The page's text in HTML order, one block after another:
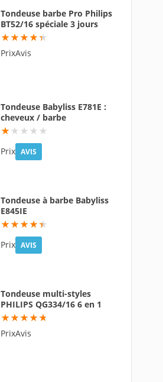
Tondeuse barbe Pro Philips
BT52/16 spéciale 3 jours
87
PrixAvis
Tondeuse Babyliss E781E :
cheveux / barbe
8
Prix AVIS
Tondeuse à barbe Babyliss
E845IE
88.4
Prix AVIS
Tondeuse multi-styles
PHILIPS QG334/16 6 en 1
95
PrixAvis